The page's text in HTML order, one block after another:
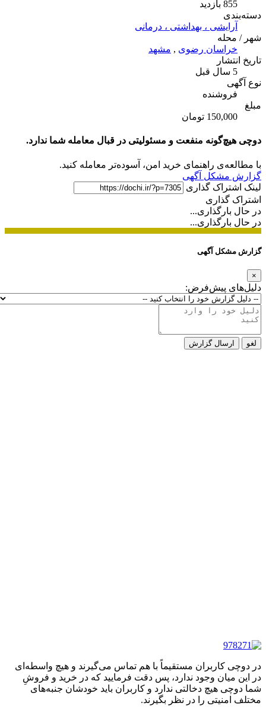
855 بازدید
دسته‌بندی
آرایشی ، بهداشتی ، درمانی
شهر / محله
خراسان رضوی, مشهد
تاریخ انتشار
5 سال قبل
نوع آگهی
فروشنده
مبلغ
150,000 تومان
دوچی هیچ‌گونه منفعت و مسئولیتی در قبال معامله شما ندارد.
با مطالعه‌ی راهنمای خرید امن، آسوده‌تر معامله کنید.
گزارش مشکل آگهی
لینک اشتراک گذاری
اشتراک گذاری
در حال بارگذاری...
در حال بارگذاری...
گزارش مشکل آگهی
×
دلیل‌های پیش‌فرض:
لغو ارسال گزارش
در دوچی کاربران مستقیماً با هم تماس می‌گیرند و هیچ واسطه‌ای
در این میان وجود ندارد، پس دقت فرمایید که در خرید و فروشِ
شما دوچی هیچ دخالتی ندارد و کاربران باید خودشان جنبه‌های
مختلف امنیتی را در نظر بگیرند.